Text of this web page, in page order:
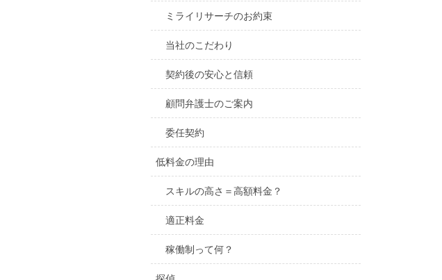
ミライリサーチのお約束
当社のこだわり
契約後の安心と信頼
顧問弁護士のご案内
委任契約
低料金の理由
スキルの高さ＝高額料金？
適正料金
稼働制って何？